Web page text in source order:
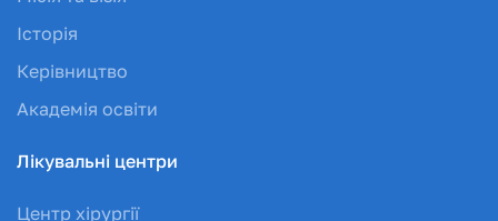
Історія
Керівництво
Академія освіти
Лікувальні центри
Центр хірургії